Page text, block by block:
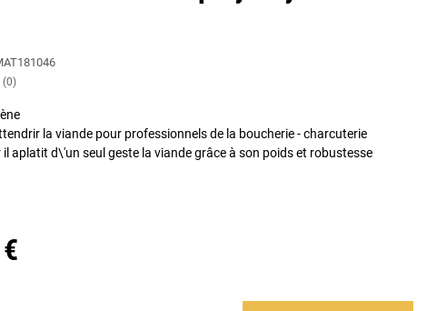
(0)
la viande pour professionnels de la boucherie - charcuterie
il aplatit d\'un seul geste la viande grâce à son poids et robustesse